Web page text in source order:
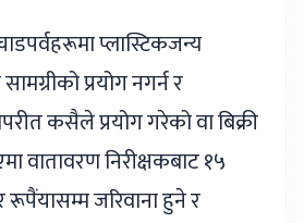
प्लास्टिकजन्य
प्रयोग नगर्न र
कसैले प्रयोग गरेको वा बिक्री
वातावरण निरीक्षकबाट १५
जरिवाना हुने र